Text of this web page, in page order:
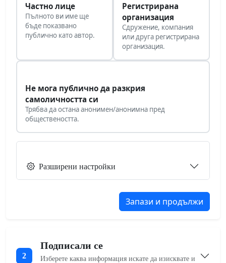
Частно лице
Пълното ви име ще
бъде показвано
публично като автор.
Регистрирана
организация
Сдружение, компания
или друга регистрирана
организация.
Не мога публично да разкрия
самоличността си
Трябва да остана анонимен/анонимна пред
обществеността.
Разширени настройки
Запази и продължи
2
Подписали се
Изберете каква информация искате да изисквате и